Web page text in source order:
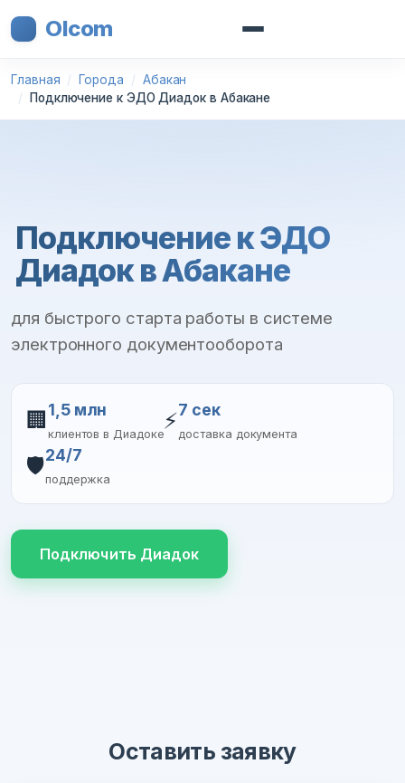
Olcom
Главная Города
Абакан
Подключение к ЭДО Диадок в Абакане
Подключение к ЭДО
Диадок в Абакане
для быстрого старта работы в системе
электронного документооборота
🏢 1,5 млн
клиентов в Диадоке
⚡7 сек
доставка документа
🛡️24/7
поддержка
Подключить Диадок
Оставить заявку